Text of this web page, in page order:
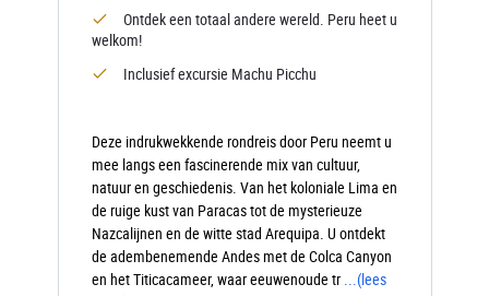
Ontdek een totaal andere wereld. Peru heet u
welkom!
Inclusief excursie Machu Picchu
Deze indrukwekkende rondreis door Peru neemt u
mee langs een fascinerende mix van cultuur,
natuur en geschiedenis. Van het koloniale Lima en
de ruige kust van Paracas tot de mysterieuze
Nazcalijnen en de witte stad Arequipa. U ontdekt
de adembenemende Andes met de Colca Canyon
en het Titicacameer, waar eeuwenoude tr
(lees